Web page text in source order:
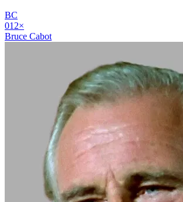
BC
01 2×
Bruce Cabot